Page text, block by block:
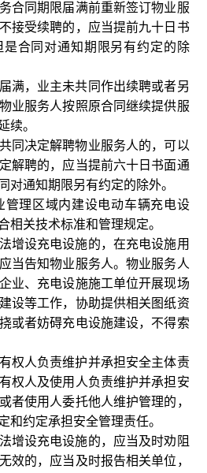
合同期限届满前重新签订物业服
接受续聘的，应当提前九十日书
合同对通知期限另有约定的除
满，业主未共同作出续聘或者另
业服务人按照原合同继续提供服
续。
同决定解聘物业服务人的，可以
解聘的，应当提前六十日书面通
对通知期限另有约定的除外。
管理区域内建设电动车辆充电设
相关技术标准和管理规定。
增设充电设施的，在充电设施用
当告知物业服务人。物业服务人
业、充电设施施工单位开展现场
设等工作，协助提供相关图纸资
或者妨碍充电设施建设，不得索
权人负责维护并承担安全主体责
权人及使用人负责维护并承担安
者使用人委托他人维护管理的，
和约定承担安全管理责任。
增设充电设施的，应当及时劝阻
效的，应当及时报告相关单位，